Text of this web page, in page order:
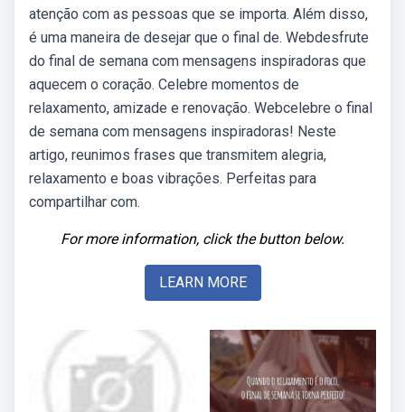
atenção com as pessoas que se importa. Além disso,
é uma maneira de desejar que o final de. Webdesfrute
do final de semana com mensagens inspiradoras que
aquecem o coração. Celebre momentos de
relaxamento, amizade e renovação. Webcelebre o final
de semana com mensagens inspiradoras! Neste
artigo, reunimos frases que transmitem alegria,
relaxamento e boas vibrações. Perfeitas para
compartilhar com.
For more information, click the button below.
LEARN MORE